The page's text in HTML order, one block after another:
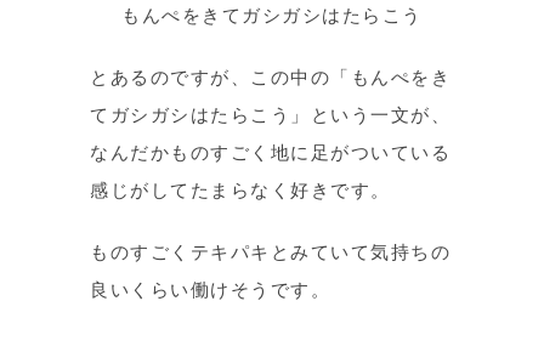
もんぺをきてガシガシはたらこう
とあるのですが、この中の「もんぺをき
てガシガシはたらこう」という一文が、
なんだかものすごく地に足がついている
感じがしてたまらなく好きです。
ものすごくテキパキとみていて気持ちの
良いくらい働けそうです。